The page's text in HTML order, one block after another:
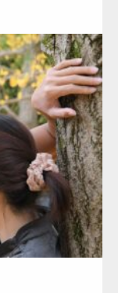
チョ) 大胸筋 肩 腹
ー素材メンバーが